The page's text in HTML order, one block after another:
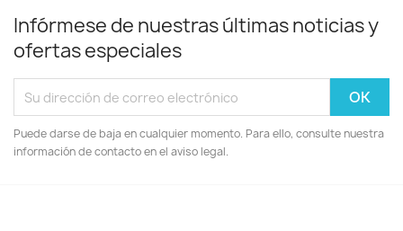
Infórmese de nuestras últimas noticias y
ofertas especiales
Puede darse de baja en cualquier momento. Para ello, consulte nuestra
información de contacto en el aviso legal.